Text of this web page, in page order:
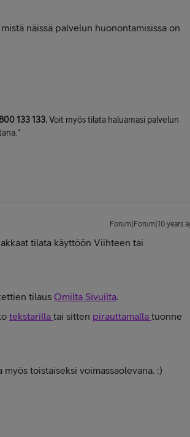
näissä palvelun huonontamisissa on
133 133.Voit myös tilata haluamasi palvelun
Forum|Forum|10 years
tilata käyttöön Viihteen tai
tilaus Omilta Sivuilta.
tekstarilla tai sitten pirauttamalla tuonne
toistaiseksi voimassaolevana. :)